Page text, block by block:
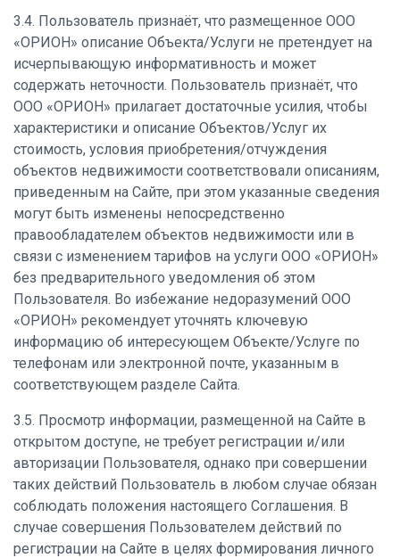
3.4. Пользователь признаёт, что размещенное ООО
«ОРИОН» описание Объекта/Услуги не претендует на
исчерпывающую информативность и может
содержать неточности. Пользователь признаёт, что
ООО «ОРИОН» прилагает достаточные усилия, чтобы
характеристики и описание Объектов/Услуг их
стоимость, условия приобретения/отчуждения
объектов недвижимости соответствовали описаниям,
приведенным на Сайте, при этом указанные сведения
могут быть изменены непосредственно
правообладателем объектов недвижимости или в
связи с изменением тарифов на услуги ООО «ОРИОН»
без предварительного уведомления об этом
Пользователя. Во избежание недоразумений ООО
«ОРИОН» рекомендует уточнять ключевую
информацию об интересующем Объекте/Услуге по
телефонам или электронной почте, указанным в
соответствующем разделе Сайта.
3.5. Просмотр информации, размещенной на Сайте в
открытом доступе, не требует регистрации и/или
авторизации Пользователя, однако при совершении
таких действий Пользователь в любом случае обязан
соблюдать положения настоящего Соглашения. В
случае совершения Пользователем действий по
регистрации на Сайте в целях формирования личного